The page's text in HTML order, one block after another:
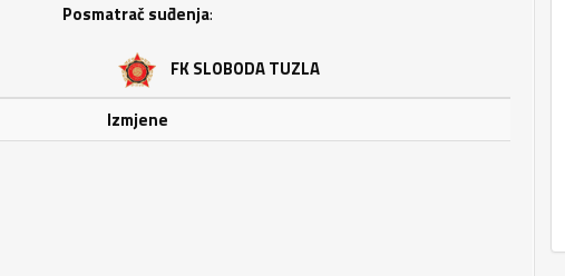
Posmatrač suđenja:
FK SLOBODA TUZLA
Izmjene